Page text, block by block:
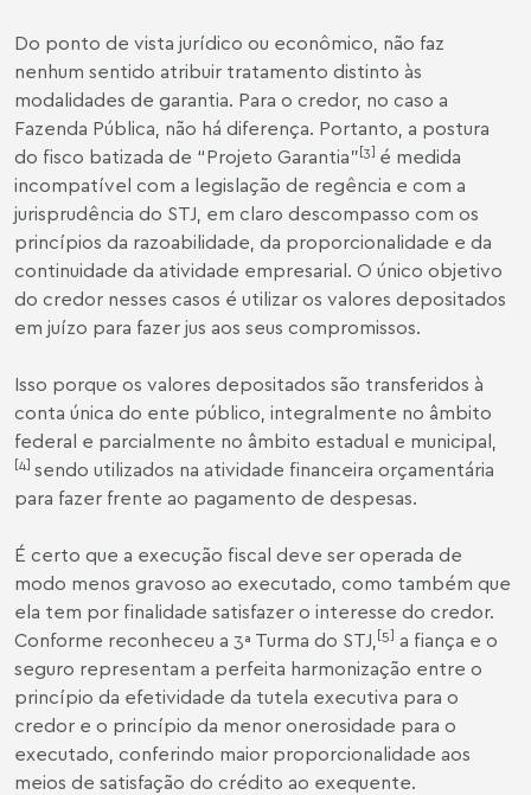
Do ponto de vista jurídico ou econômico, não faz
nenhum sentido atribuir tratamento distinto às
modalidades de garantia. Para o credor, no caso a
Fazenda Pública, não há diferença. Portanto, a postura
do fisco batizada de “Projeto Garantia”[3] é medida
incompatível com a legislação de regência e com a
jurisprudência do STJ, em claro descompasso com os
princípios da razoabilidade, da proporcionalidade e da
continuidade da atividade empresarial. O único objetivo
do credor nesses casos é utilizar os valores depositados
em juízo para fazer jus aos seus compromissos.
Isso porque os valores depositados são transferidos à
conta única do ente público, integralmente no âmbito
federal e parcialmente no âmbito estadual e municipal,
[4] sendo utilizados na atividade financeira orçamentária
para fazer frente ao pagamento de despesas.
É certo que a execução fiscal deve ser operada de
modo menos gravoso ao executado, como também que
ela tem por finalidade satisfazer o interesse do credor.
Conforme reconheceu a 3ª Turma do STJ, [5] a fiança e o
seguro representam a perfeita harmonização entre o
princípio da efetividade da tutela executiva para o
credor e o princípio da menor onerosidade para o
executado, conferindo maior proporcionalidade aos
meios de satisfação do crédito ao exequente.